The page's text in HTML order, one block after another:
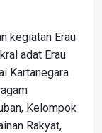
kegiatan Erau
adat Erau
Kartanegara
Kelompok
Rakyat,